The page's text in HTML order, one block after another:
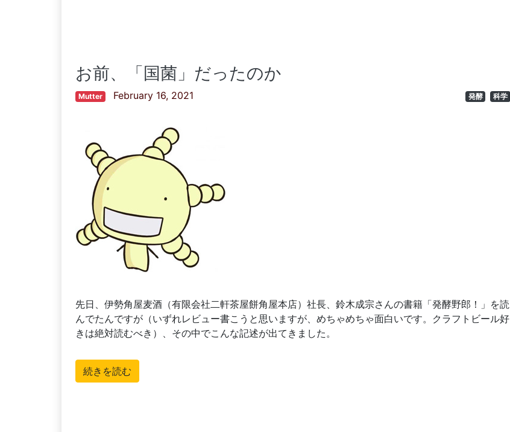
お前、「国菌」だったのか
Mutter February 16, 2021 発酵 科学
先日、伊勢角屋麦酒（有限会社二軒茶屋餅角屋本店）社長、鈴木成宗さんの書籍「発酵野郎！」を読
んでたんですが（いずれレビュー書こうと思いますが、めちゃめちゃ面白いです。クラフトビール好
きは絶対読むべき）、その中でこんな記述が出てきました。
続きを読む